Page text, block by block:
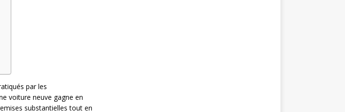
par les
voiture neuve gagne en
substantielles tout en